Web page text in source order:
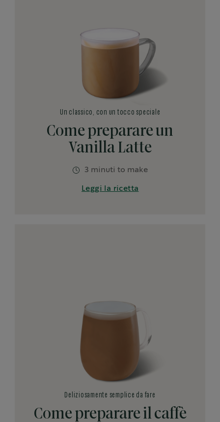
Come preparare un
Vanilla Latte
Un classico, con un tocco speciale
3 minuti to make
Leggi la ricetta
Come preparare il caffè
Deliziosamente semplice da fare